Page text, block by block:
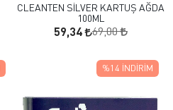
CLEANTEN SİLVER KARTUŞ AĞDA
100ML
59,34 69,00
%14 İNDIRIM